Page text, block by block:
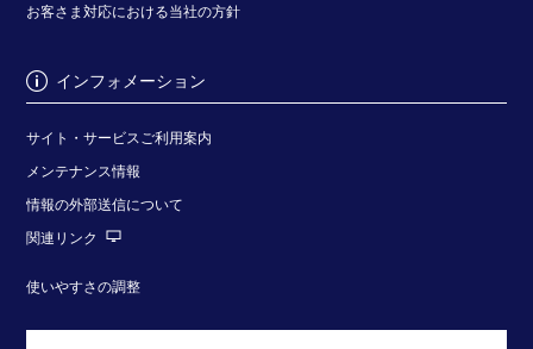
お客さま対応における当社の方針
インフォメーション
サイト・サービスご利用案内
メンテナンス情報
情報の外部送信について
関連リンク
使いやすさの調整